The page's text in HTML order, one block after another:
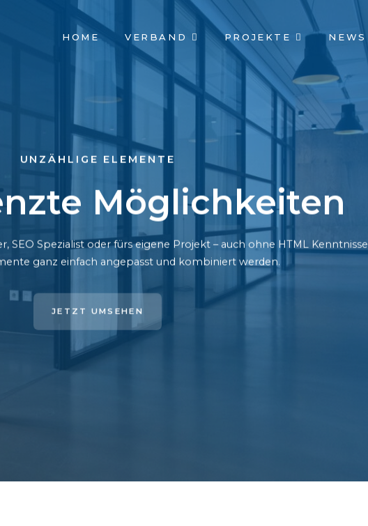
NAVIGATION
ÜBERSPRINGEN
HOME VERBAND PROJEKTE NEWS
UNZÄHLIGE ELEMENTE
Möglichkeiten
SEO Spezialist oder fürs eigene Projekt – auch ohne HTML Kenntnisse
ganz einfach angepasst und kombiniert werden.
JETZT UMSEHEN